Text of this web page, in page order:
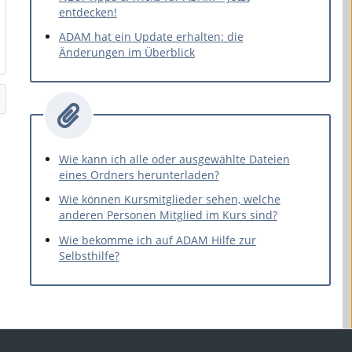
entdecken!
ADAM hat ein Update erhalten: die
Änderungen im Überblick
Wie kann ich alle oder ausgewählte Dateien
eines Ordners herunterladen?
Wie können Kursmitglieder sehen, welche
anderen Personen Mitglied im Kurs sind?
Wie bekomme ich auf ADAM Hilfe zur
Selbsthilfe?